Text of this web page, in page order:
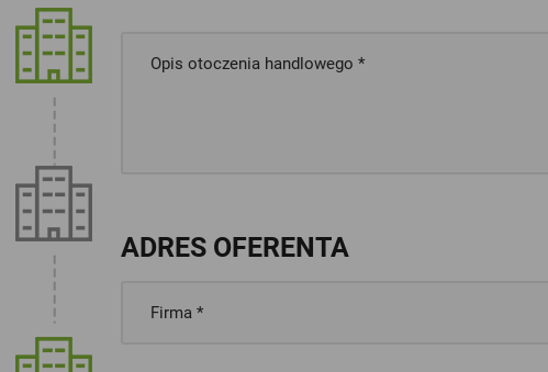
ADRES OFERENTA